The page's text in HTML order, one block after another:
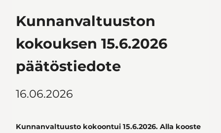
Kunnanvaltuuston
kokouksen 15.6.2026
päätöstiedote
16.06.2026
Kunnanvaltuusto kokoontui 15.6.2026. Alla kooste